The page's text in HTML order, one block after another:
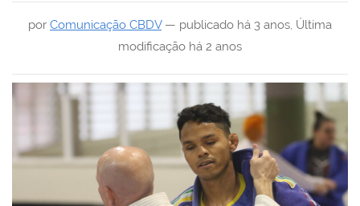
por Comunicação CBDV— publicado há 3 anos, Última
modificação há 2 anos